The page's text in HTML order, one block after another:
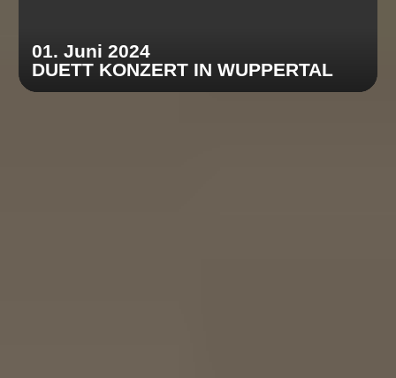
01. Juni 2024
DUETT KONZERT IN WUPPERTAL